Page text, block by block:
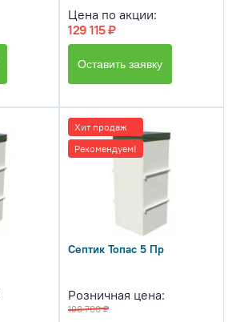
Цена по акции:
129 115 ₽
Оставить заявку
Хит продаж
Рекомендуем!
Септик Топас 5 Пр
Розничная цена:
198 700 ₽